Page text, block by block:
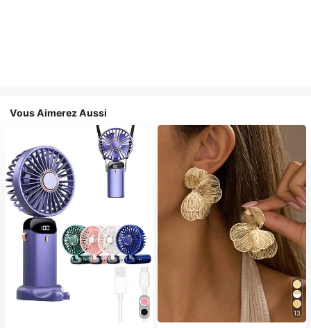
Vous Aimerez Aussi
13